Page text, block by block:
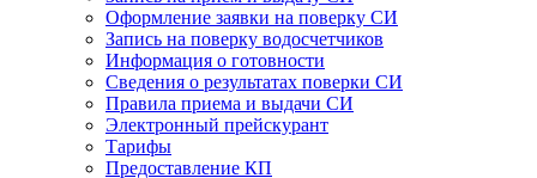
Оформление заявки на поверку СИ
Запись на поверку водосчетчиков
Информация о готовности
Сведения о результатах поверки СИ
Правила приема и выдачи СИ
Электронный прейскурант
Тарифы
Предоставление КП